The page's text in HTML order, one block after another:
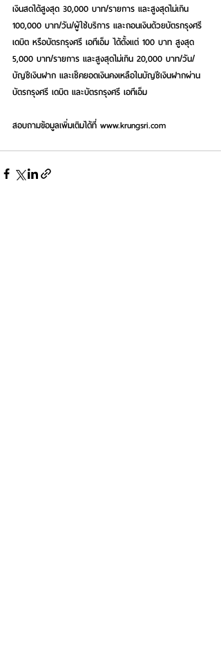
เงินสดได้สูงสุด 30,000 บาท/รายการ และสูงสุดไม่เกิน
100,000 บาท/วัน/ผู้ใช้บริการ และถอนเงินด้วยบัตรกรุงศรี
เดบิต หรือบัตรกรุงศรี เอทีเอ็ม ได้ตั้งแต่ 100 บาท สูงสุด
5,000 บาท/รายการ และสูงสุดไม่เกิน 20,000 บาท/วัน/
บัญชีเงินฝาก และเช็คยอดเงินคงเหลือในบัญชีเงินฝากผ่าน
บัตรกรุงศรี เดบิต และบัตรกรุงศรี เอทีเอ็ม
สอบถามข้อมูลเพิ่มเติมได้ที่ www.krungsri.com